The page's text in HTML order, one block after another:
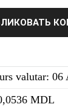
valutar: 06
MDL